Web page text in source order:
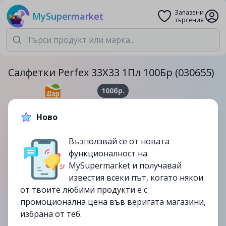
MySupermarket
Запазени
търсения
Салфетки Perfex 33Х33 1Пл 100Бр (030655)
100бр.
1.99лв.
21/09
Ново
Възползвай се от новата
функционалност на
MySupermarket и получавай
известия всеки път, когато някои
от твоите любими продукти е с
промоционална цена във веригата магазини,
избрана от теб.